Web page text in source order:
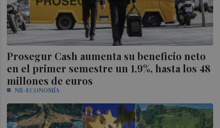
Prosegur Cash aumenta su beneficio neto
en el primer semestre un 1,9%, hasta los 48
millones de euros
NR-ECONOMÍA